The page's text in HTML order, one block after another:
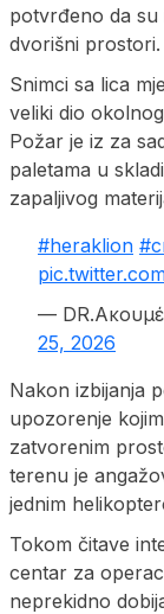
potvrđeno da su
dvorišni prostori.
Snimci sa lica
veliki dio
Požar je iz za
paletama u
zapaljivog
#heraklion
—
25, 2026
Nakon izbijanja
upozorenje
zatvorenim
terenu je
jednim
Tokom čitave
centar za
neprekidno